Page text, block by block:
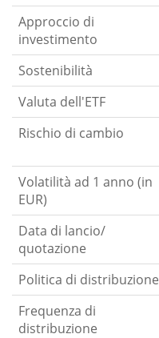
Approccio di
investimento
Sostenibilità
Valuta dell'ETF
Rischio di cambio
Volatilità ad 1 anno (in
EUR)
Data di lancio/
quotazione
Politica di distribuzione
Frequenza di
distribuzione